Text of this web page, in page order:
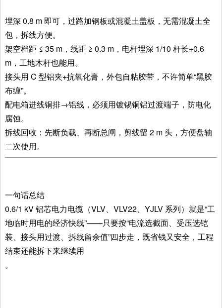
埋深 0.8 m 即可，过路加钢板或混凝土盖板，无需混凝土全
包，拆线方便。
架空档距 ≤ 35 m，线距 ≥ 0.3 m，电杆埋深 1/10 杆长+0.6
m，工地木杆也能用。
接头用 C 型铝夹+抗氧化膏，外包自粘胶带，不许简单“黑胶
布缠”。
配电箱进线铜排→铝线，必须用镀锡铜铝过渡端子，防电化
腐蚀。
拆线回收：先断负载、再断总闸，剪线留 2 m 头，方便盘轴
二次使用。
一句话总结
0.6/1 kV 铝芯电力电缆（VLV、VLV22、YJLV 系列）就是“工
地临时用电的经济快线”——只要按“电流选截面、受压选铠
装、接头用过渡、拆线留余值”四步走，既省钱又安全，工程
结束还能拆下来继续用
。